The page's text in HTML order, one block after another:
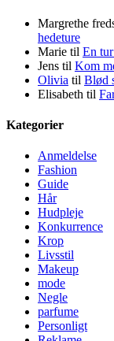
Margrethe
hedeture
Marie til En
Jens til Kom
Olivia til Blød
Elisabeth til
Kategorier
Anmeldelse
Fashion
Guide
Hår
Hudpleje
Konkurrence
Krop
Livsstil
Makeup
mode
Negle
parfume
Personligt